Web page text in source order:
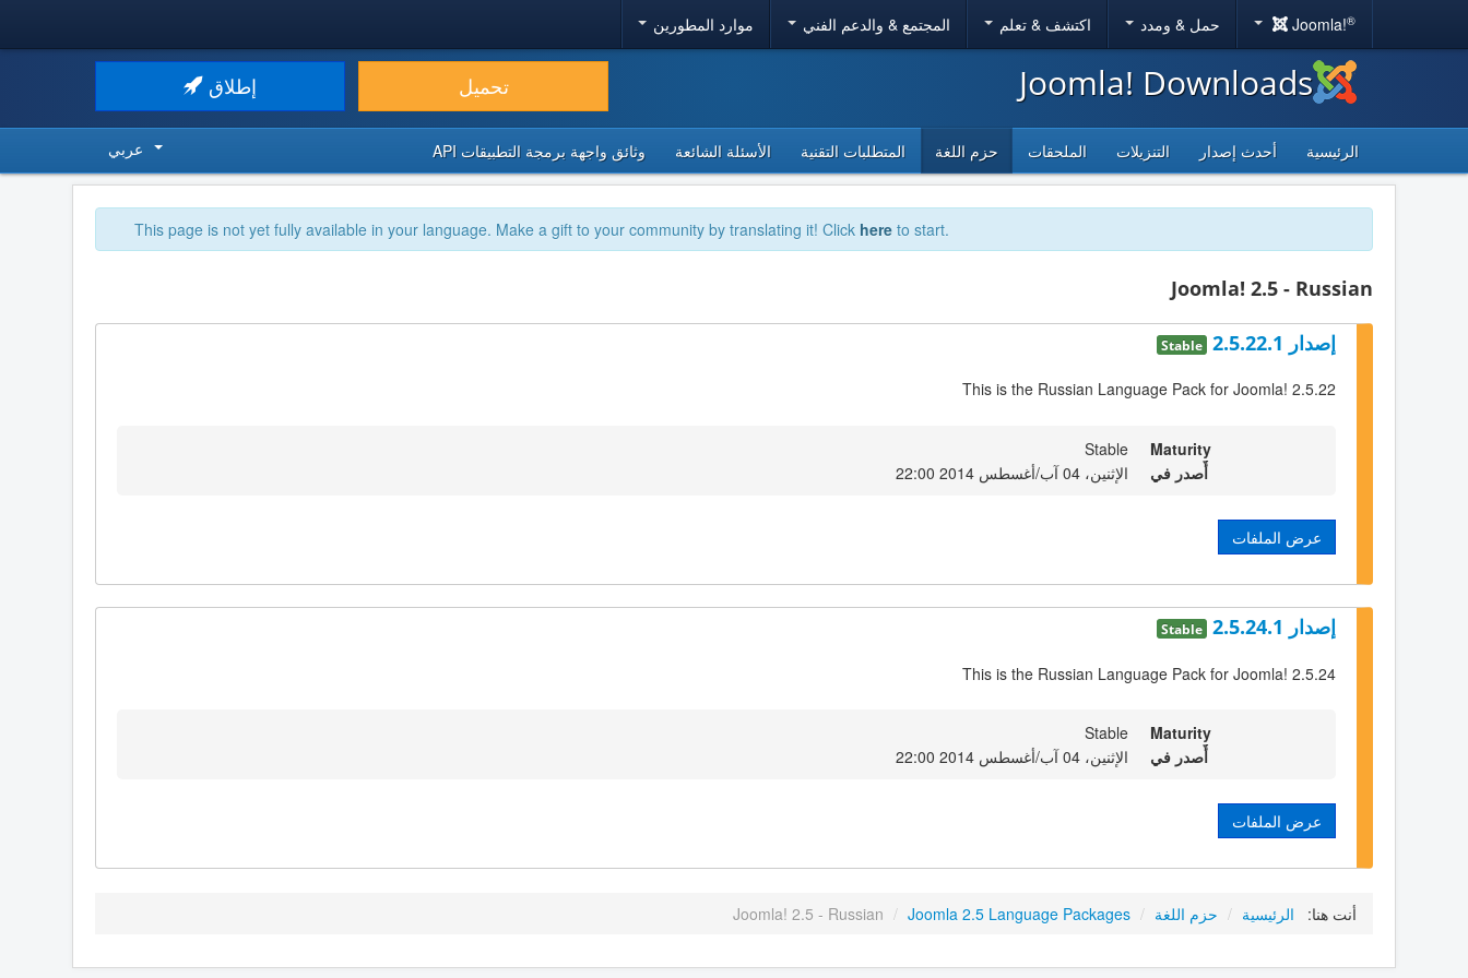
Joomla!® حمل & ومدد اكتشف & تعلم المجتمع & والدعم الفني موارد المطورين
Joomla! Downloads تحميل إطلاق
الرئيسية أحدث إصدار التنزيلات الملحقات حزم اللغة المتطلبات التقنية الأسئلة الشائعة وثائق واجهة برمجة التطبيقات API عربي
This page is not yet fully available in your language. Make a gift to your community by translating it! Click here to start.
Joomla! 2.5 - Russian
إصدار 2.5.22.1 Stable
This is the Russian Language Pack for Joomla! 2.5.22
Maturity
Stable
أٌصدر في
الإثنين، 04 آب/أغسطس 2014 22:00
عرض الملفات
إصدار 2.5.24.1 Stable
This is the Russian Language Pack for Joomla! 2.5.24
Maturity
Stable
أٌصدر في
الإثنين، 04 آب/أغسطس 2014 22:00
عرض الملفات
أنت هنا: الرئيسية / حزم اللغة /
Joomla 2.5 Language Packages
/
Joomla! 2.5 - Russian